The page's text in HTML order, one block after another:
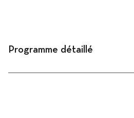
Programme détaillé